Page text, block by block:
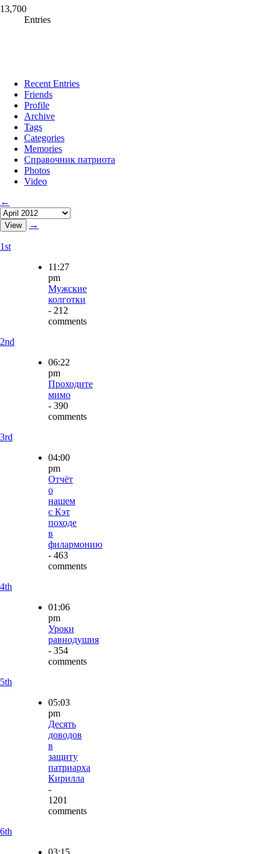
13,700
Entries
Recent Entries
Friends
Profile
Archive
Tags
Categories
Memories
Справочник патриота
Photos
Video
←
→
1st
11:27
pm
Мужские
колготки
- 212
comments
2nd
06:22
pm
Проходите
мимо
- 390
comments
3rd
04:00
pm
Отчёт
о
нашем
с Кэт
походе
в
филармонию
- 463
comments
4th
01:06
pm
Уроки
равнодушия
- 354
comments
5th
05:03
pm
Десять
доводов
в
защиту
патриарха
Кирилла
-
1201
comments
6th